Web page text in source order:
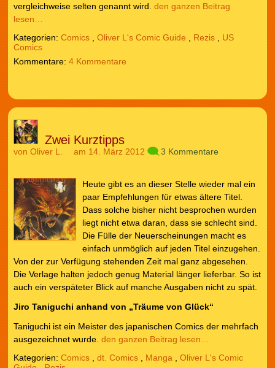
vergleichweise selten genannt wird. den ganzen Beitrag
lesen…
Kategorien: Comics, Oliver L's Comic Guide Rezis, US
Comics
4 Kommentare
Zwei Kurztipps
von Oliver L. am 14. März 2012 3 Kommentare
Heute gibt es an dieser Stelle wieder mal ein
paar Empfehlungen für etwas ältere Titel.
Dass solche bisher nicht besprochen wurden
liegt nicht etwa daran, dass sie schlecht sind.
Die Fülle der Neuerscheinungen macht es
einfach unmöglich auf jeden Titel einzugehen.
Von der zur Verfügung stehenden Zeit mal ganz abgesehen.
Die Verlage halten jedoch genug Material länger lieferbar. So ist
auch ein verspäteter Blick auf manche Ausgaben nicht zu spät.
Jiro Taniguchi anhand von „Träume von Glück“
Taniguchi ist ein Meister des japanischen Comics der mehrfach
ausgezeichnet wurde. den ganzen Beitrag lesen…
Kategorien: Comics, dt. Comics, Manga, Oliver L's Comic